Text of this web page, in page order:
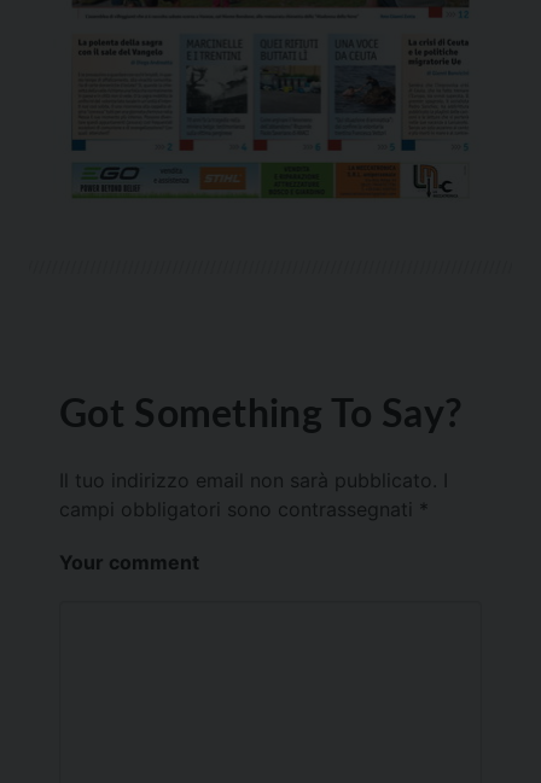
Got Something To Say?
Il tuo indirizzo email non sarà pubblicato.
campi obbligatori sono contrassegnati *
Your comment